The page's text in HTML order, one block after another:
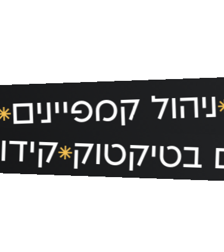
ניהול קמפיינים
בטיקטוק